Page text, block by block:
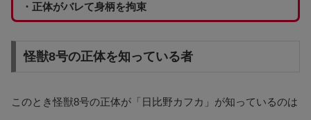
・正体がバレて身柄を拘束
怪獣8号の正体を知っている者
このとき怪獣8号の正体が「日比野カフカ」が知っているのは